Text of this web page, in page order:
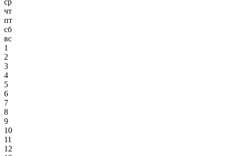
ср
чт
пт
сб
вс
1
2
3
4
5
6
7
8
9
10
11
12